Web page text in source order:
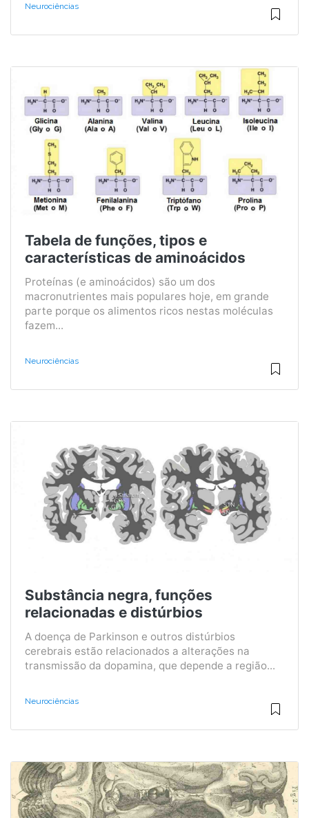
Neurociências
Tabela de funções, tipos e
características de aminoácidos
Proteínas (e aminoácidos) são um dos
macronutrientes mais populares hoje, em grande
parte porque os alimentos ricos nestas moléculas
fazem...
Neurociências
Substância negra, funções
relacionadas e distúrbios
A doença de Parkinson e outros distúrbios
cerebrais estão relacionados a alterações na
transmissão da dopamina, que depende a região...
Neurociências